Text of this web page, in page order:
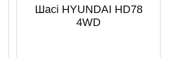
Шасі HYUNDAI HD78
4WD